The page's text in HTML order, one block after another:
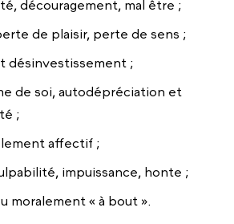
découragement, mal être ;
de plaisir, perte de sens ;
désinvestissement ;
de soi, autodépréciation et
;
affectif ;
impuissance, honte ;
moralement « à bout ».